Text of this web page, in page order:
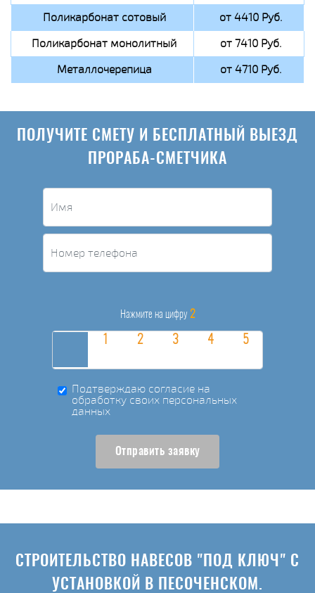
Поликарбонат сотовый
от 4410 Руб.
Поликарбонат монолитный
от 7410 Руб.
Металлочерепица
от 4710 Руб.
ПОЛУЧИТЕ СМЕТУ И БЕСПЛАТНЫЙ ВЫЕЗД
ПРОРАБА-СМЕТЧИКА
Нажмите на цифру 2
Подтверждаю согласие на
обработку своих персональных
данных
Отправить заявку
СТРОИТЕЛЬСТВО НАВЕСОВ "ПОД КЛЮЧ" С
УСТАНОВКОЙ В ПЕСОЧЕНСКОМ.